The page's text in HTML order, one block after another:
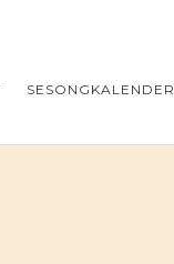
SESONGKALENDER